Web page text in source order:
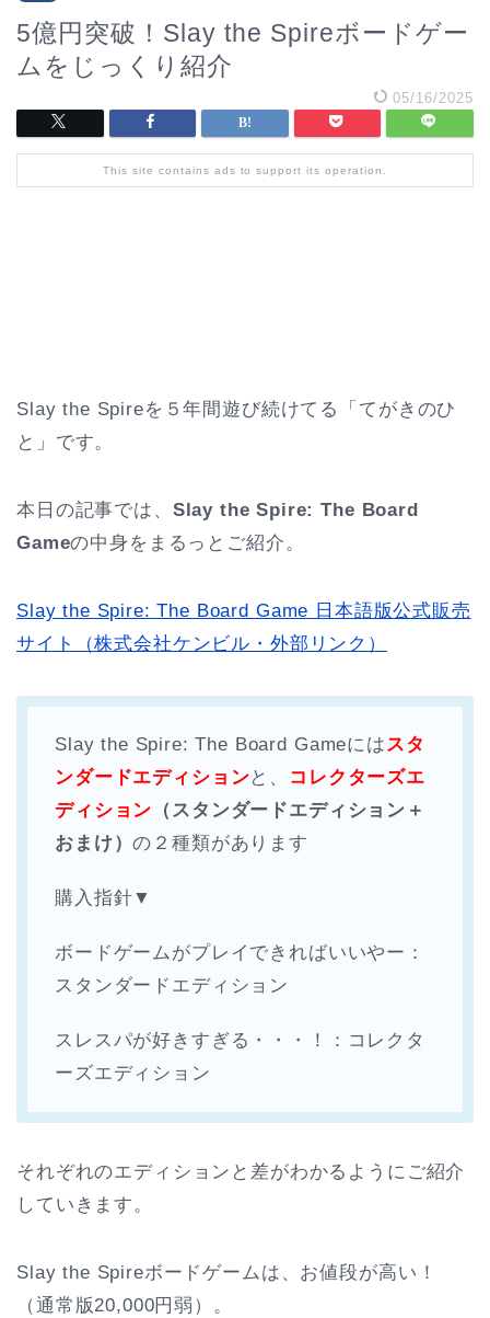
5億円突破！Slay the Spireボードゲー
ムをじっくり紹介
05/16/2025
This site contains ads to support its operation.
Slay the Spireを５年間遊び続けてる「てがきのひ
と」です。
本日の記事では、 Slay the Spire: The Board
Gameの中身をまるっとご紹介。
Slay the Spire: The Board Game 日本語版公式販売
サイト（株式会社ケンビル・外部リンク）
Slay the Spire: The Board Gameにはスタ
ンダードエディションと、
コレクターズエ
ディション （スタンダードエディション＋
おまけ）の２種類があります
購入指針▼
ボードゲームがプレイできればいいやー：
スタンダードエディション
スレスパが好きすぎる・・・！：コレクタ
ーズエディション
それぞれのエディションと差がわかるようにご紹介
していきます。
Slay the Spireボードゲームは、お値段が高い！
（通常版20,000円弱）。